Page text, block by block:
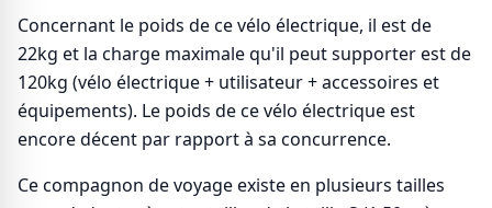
Concernant le poids de ce vélo électrique, il est de
22kg et la charge maximale qu'il peut supporter est de
120kg (vélo électrique + utilisateur + accessoires et
équipements). Le poids de ce vélo électrique est
encore décent par rapport à sa concurrence.
Ce compagnon de voyage existe en plusieurs tailles